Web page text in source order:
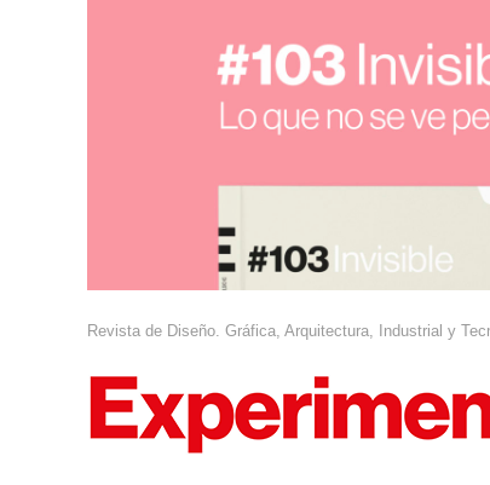
Revista de Diseño. Gráfica, Arquitectura, Industrial y